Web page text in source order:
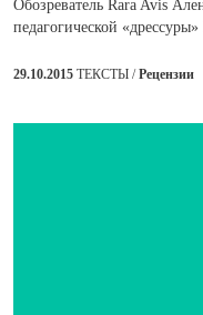
Обозреватель Rara Avis
педагогической
29.10.2015 ТЕКСТЫ /Рецензии